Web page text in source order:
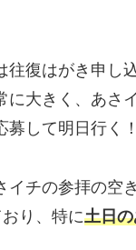
復はがき申し
に大きく、あさ
募して明日行く
イチの参拝の空
り、特に土日